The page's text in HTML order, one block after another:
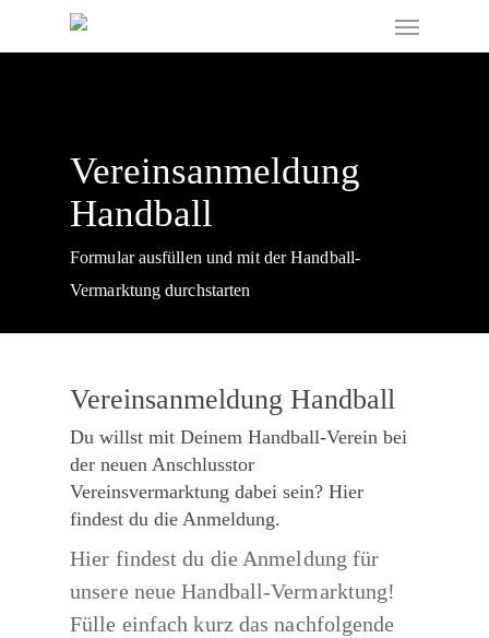
to
Menu
Vereinsanmeldung
Handball
Formular ausfüllen und mit der Handball-
Vermarktung durchstarten
Vereinsanmeldung Handball
Du willst mit Deinem Handball-Verein bei
der neuen Anschlusstor
Vereinsvermarktung dabei sein? Hier
findest du die Anmeldung.
Hier findest du die Anmeldung für
unsere neue Handball-Vermarktung!
Fülle einfach kurz das nachfolgende